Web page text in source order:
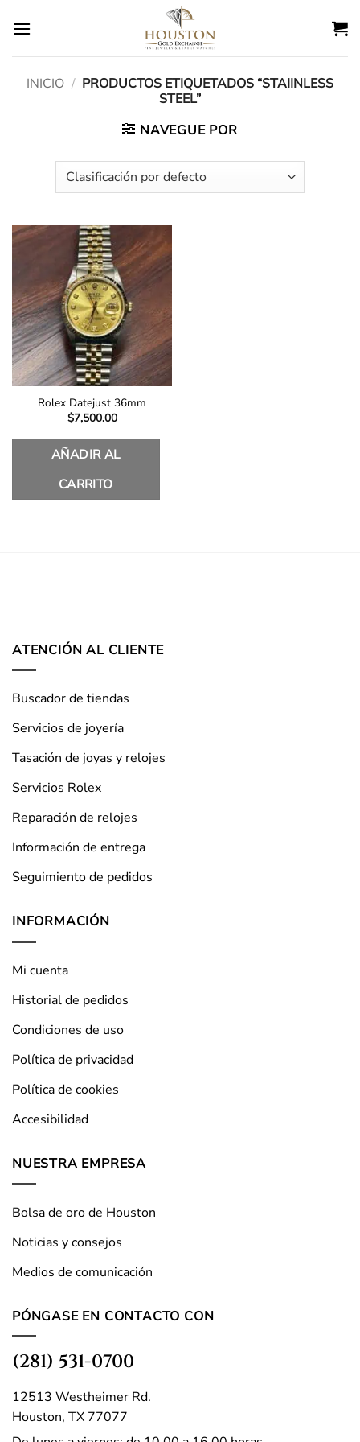
INICIO / PRODUCTOS ETIQUETADOS “STAIINLESS
STEEL”
NAVEGUE POR
Rolex Datejust 36mm
$7,500.00
AÑADIR AL
CARRITO
ATENCIÓN AL CLIENTE
Buscador de tiendas
Servicios de joyería
Tasación de joyas y relojes
Servicios Rolex
Reparación de relojes
Información de entrega
Seguimiento de pedidos
INFORMACIÓN
Mi cuenta
Historial de pedidos
Condiciones de uso
Política de privacidad
Política de cookies
Accesibilidad
NUESTRA EMPRESA
Bolsa de oro de Houston
Noticias y consejos
Medios de comunicación
PÓNGASE EN CONTACTO CON
(281) 531-0700
12513 Westheimer Rd.
Houston, TX 77077